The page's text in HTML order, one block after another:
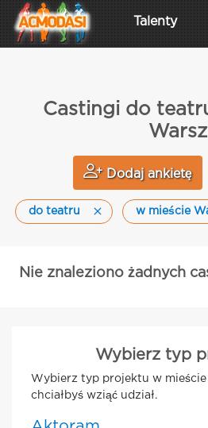
Talenty
Castingi do
Warsz
Dodaj ankietę
do teatru w mieście
Nie znaleziono żadnych
Wybierz typ
Wybierz typ projektu w
chciałbyś wziąć udział.